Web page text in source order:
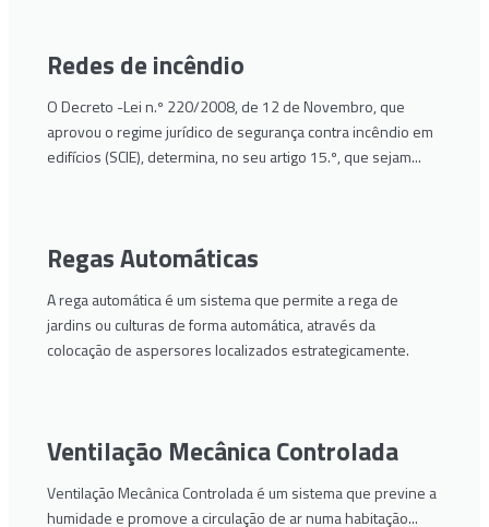
Redes de incêndio
O Decreto -Lei n.º 220/2008, de 12 de Novembro, que
aprovou o regime jurídico de segurança contra incêndio em
edifícios (SCIE), determina, no seu artigo 15.º, que sejam...
Regas Automáticas
A rega automática é um sistema que permite a rega de
jardins ou culturas de forma automática, através da
colocação de aspersores localizados estrategicamente.
Ventilação Mecânica Controlada
Ventilação Mecânica Controlada é um sistema que previne a
humidade e promove a circulação de ar numa habitação...